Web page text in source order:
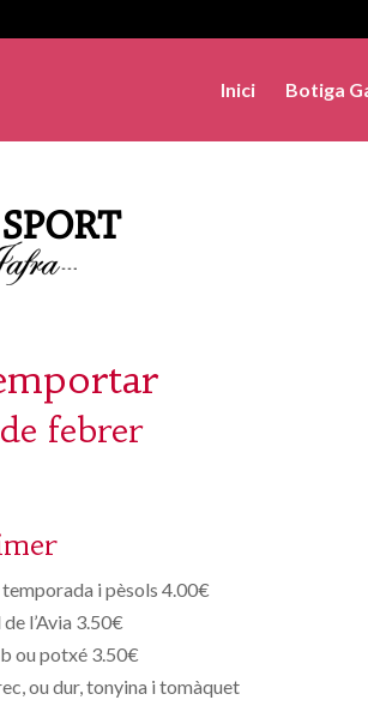
Inici Botiga
febrer
i pèsols 4.00€
l’Avia 3.50€
ou potxé 3.50€
ou dur, tonyina i tomàquet